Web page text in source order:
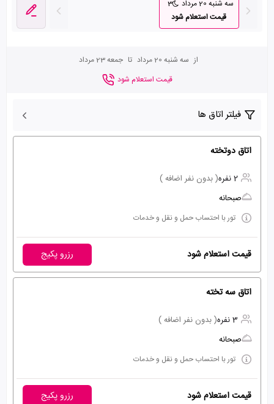
سه شنبه 20 مرداد
3
قیمت استعلام شود
از سه شنبه 20 مرداد تا جمعه 23 مرداد
قیمت استعلام شود
فیلتر اتاق ها
اتاق دوتخته
2 نفره
( بدون نفر اضافه )
صبحانه
تور با احتساب حمل و نقل و خدمات
قیمت استعلام شود رزرو پکیج
اتاق سه تخته
3 نفره
( بدون نفر اضافه )
صبحانه
تور با احتساب حمل و نقل و خدمات
قیمت استعلام شود رزرو پکیج